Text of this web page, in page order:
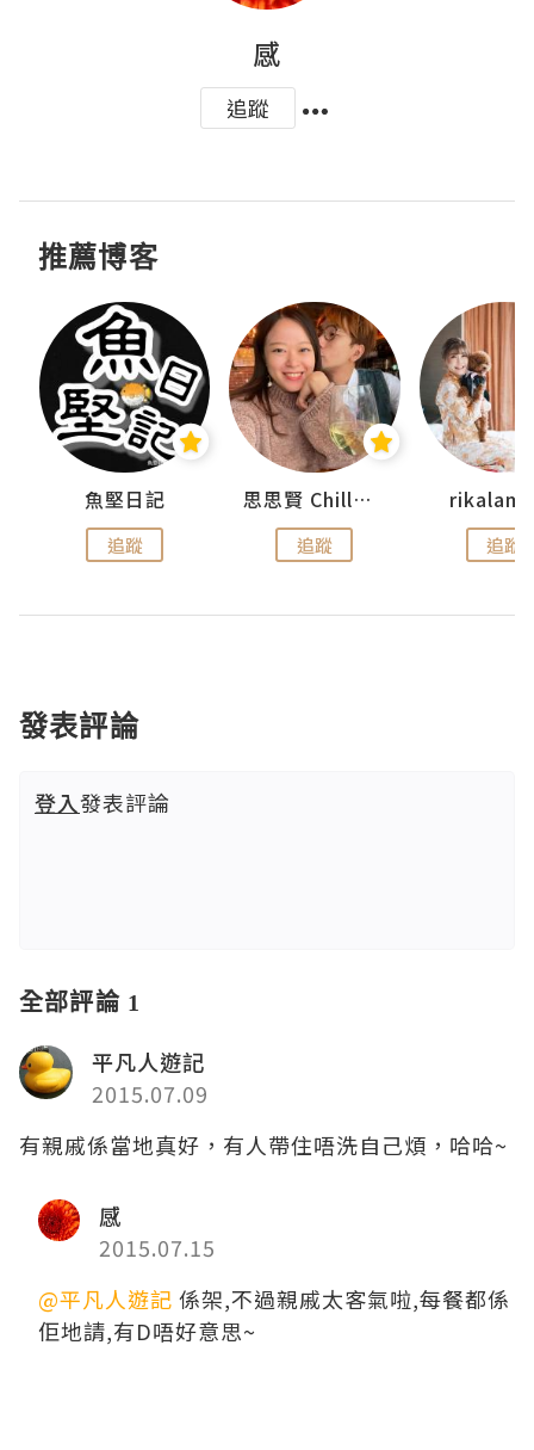
感
追蹤
推薦博客
魚堅日記
追蹤
思思賢 ChillMyBabe
追蹤 追蹤
發表評論
登入發表評論
全部評論 1
平凡人遊記
2015.07.09
有親戚係當地真好，有人帶住唔洗自己煩，哈哈~
感
2015.07.15
@平凡人遊記 係架,不過親戚太客氣啦,每餐都係
佢地請,有D唔好意思~